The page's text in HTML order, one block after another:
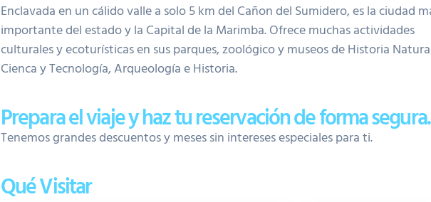
Enclavada en un cálido valle a solo 5 km del Cañon del Sumidero, es la ciudad
importante del estado y la Capital de la Marimba. Ofrece muchas actividades
culturales y ecoturísticas en sus parques, zoológico y museos de Historia
Cienca y Tecnología, Arqueología e Historia.
Prepara el viaje y haz tu reservación de forma segura.
Tenemos grandes descuentos y meses sin intereses especiales para ti.
Qué Visitar